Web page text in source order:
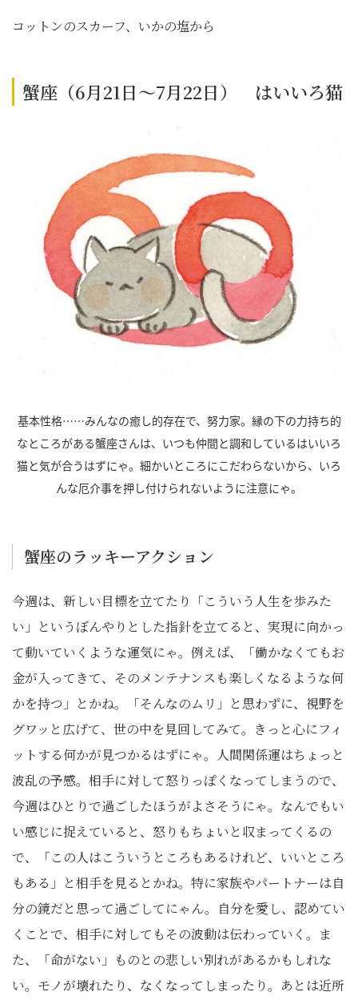
コットンのスカーフ、いかの塩から
蟹座（6月21日～7月22日） はいいろ猫
基本性格……みんなの癒し的存在で、努力家。縁の下の力持ち的
なところがある蟹座さんは、いつも仲間と調和しているはいいろ
猫と気が合うはずにゃ。細かいところにこだわらないから、いろ
んな厄介事を押し付けられないように注意にゃ。
蟹座のラッキーアクション
今週は、新しい目標を立てたり「こういう人生を歩みた
い」というぼんやりとした指針を立てると、実現に向かっ
て動いていくような運気にゃ。例えば、「働かなくてもお
金が入ってきて、そのメンテナンスも楽しくなるような何
かを持つ」とかね。「そんなのムリ」と思わずに、視野を
グワッと広げて、世の中を見回してみて。きっと心にフィ
ットする何かが見つかるはずにゃ。人間関係運はちょっと
波乱の予感。相手に対して怒りっぽくなってしまうので、
今週はひとりで過ごしたほうがよさそうにゃ。なんでもい
い感じに捉えていると、怒りもちょいと収まってくるの
で、「この人はこういうところもあるけれど、いいところ
もある」と相手を見るとかね。特に家族やパートナーは自
分の鏡だと思って過ごしてにゃん。自分を愛し、認めてい
くことで、相手に対してもその波動は伝わっていく。ま
た、「命がない」ものとの悲しい別れがあるかもしれな
い。モノが壊れたり、なくなってしまったり。あとは近所